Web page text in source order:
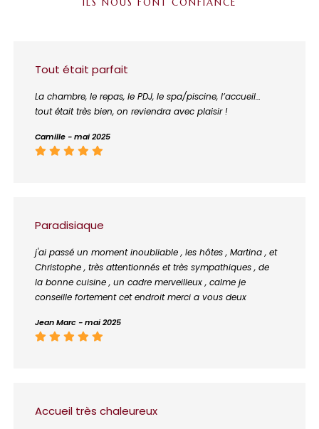
ILS NOUS FONT CONFIANCE
Tout était parfait
La chambre, le repas, le PDJ, le spa/piscine, l’accueil…
tout était très bien, on reviendra avec plaisir !
Camille - mai 2025
Paradisiaque
j'ai passé un moment inoubliable , les hôtes , Martina , et
Christophe , très attentionnés et très sympathiques , de
la bonne cuisine , un cadre merveilleux , calme je
conseille fortement cet endroit merci a vous deux
Jean Marc - mai 2025
Accueil très chaleureux